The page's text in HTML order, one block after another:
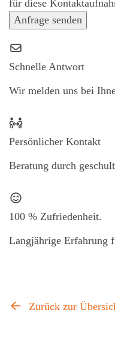
für diese
Anfrage senden
Schnelle Antwort
Wir melden uns bei
Persönlicher Kontakt
Beratung durch
100 % Zufriedenheit.
Langjährige Erfahrung
Zurück zur